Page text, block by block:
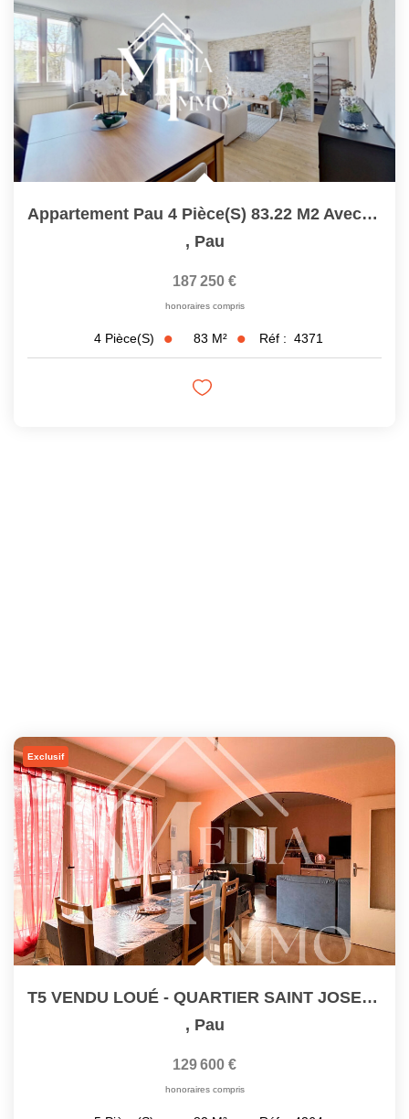
Appartement Pau 4 Pièce(s) 83.22 M2 Avec Garage Individuel...
, Pau
187 250 €
honoraires compris
4 Pièce(s) 83 M² Réf : 4371
Exclusif
T5 VENDU LOUÉ - QUARTIER SAINT JOSEPH - IDÉAL INVESTISSEUR
, Pau
129 600 €
honoraires compris